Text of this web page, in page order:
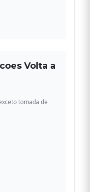
Volta a
tomada de